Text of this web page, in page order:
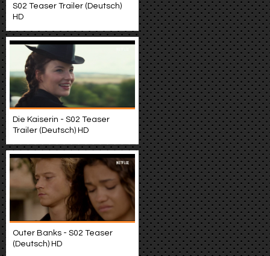
S02 Teaser Trailer (Deutsch)
HD
Die Kaiserin - S02 Teaser
Trailer (Deutsch) HD
Outer Banks - S02 Teaser
(Deutsch) HD